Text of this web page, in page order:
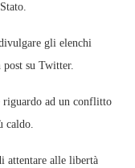
gli elenchi
su Twitter.
riguardo ad un conflitto
caldo.
attentare alle libertà